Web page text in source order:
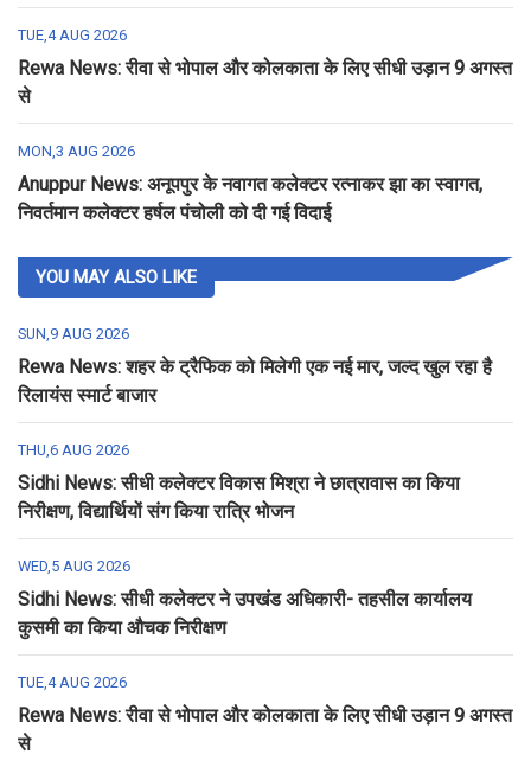
TUE,4 AUG 2026
Rewa News: रीवा से भोपाल और कोलकाता के लिए सीधी उड़ान 9 अगस्त
से
MON,3 AUG 2026
Anuppur News: अनूपपुर के नवागत कलेक्टर रत्नाकर झा का स्वागत,
निवर्तमान कलेक्टर हर्षल पंचोली को दी गई विदाई
YOU MAY ALSO LIKE
SUN,9 AUG 2026
Rewa News: शहर के ट्रैफिक को मिलेगी एक नई मार, जल्द खुल रहा है
रिलायंस स्मार्ट बाजार
THU,6 AUG 2026
Sidhi News: सीधी कलेक्टर विकास मिश्रा ने छात्रावास का किया
निरीक्षण, विद्यार्थियों संग किया रात्रि भोजन
WED,5 AUG 2026
Sidhi News: सीधी कलेक्टर ने उपखंड अधिकारी- तहसील कार्यालय
कुसमी का किया औचक निरीक्षण
TUE,4 AUG 2026
Rewa News: रीवा से भोपाल और कोलकाता के लिए सीधी उड़ान 9 अगस्त
से